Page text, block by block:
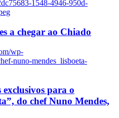
1548-4946-950d-
a chegar ao Chiado
wp-
nuno-mendes_lisboeta-
para o
do chef Nuno Mendes,